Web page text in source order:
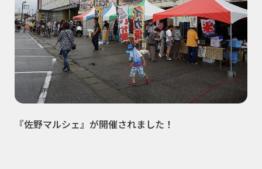
『佐野マルシェ』が開催されました！